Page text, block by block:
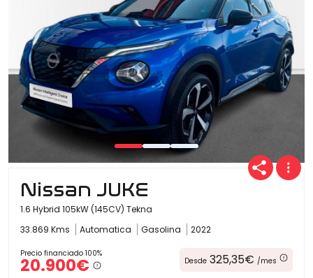
Nissan JUKE
1.6 Hybrid 105kW (145CV) Tekna
33.869 Kms
Automatica Gasolina 2022
Precio financiado 100%
20.900€ Desde 325,35€ /mes